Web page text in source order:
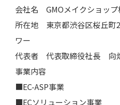
会社名 GMOメイクショップ
所在地 東京都渋谷区桜丘町
ワー
代表者 代表取締役社長
事業内容
■EC-ASP事業
■ECソリューション事業